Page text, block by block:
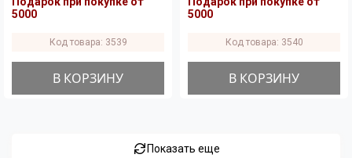
5000
Код товара: 3539
В КОРЗИНУ
5000
Код товара: 3540
В КОРЗИНУ
Показать еще